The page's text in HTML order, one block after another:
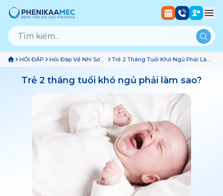
HỎI ĐÁP
Hỏi Đáp Về Nhi Sơ
Sinh
Trẻ 2 Tháng Tuổi Khó Ngủ Phải Làm
Trẻ 2 tháng tuổi khó ngủ phải làm sao?